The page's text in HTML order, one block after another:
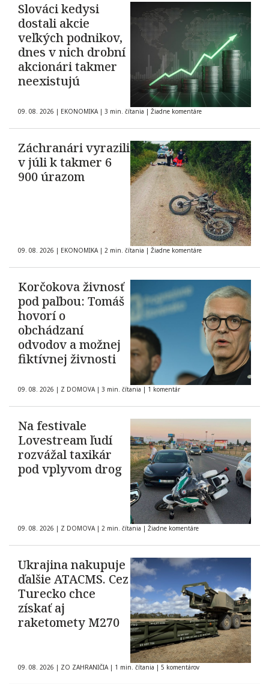
Slováci kedysi
dostali akcie
veľkých podnikov,
dnes v nich drobní
akcionári takmer
neexistujú
09. 08. 2026 | EKONOMIKA | 3 min. čítania | Žiadne komentáre
Záchranári vyrazili
v júli k takmer 6
900 úrazom
09. 08. 2026 | EKONOMIKA | 2 min. čítania | Žiadne komentáre
Korčokova živnosť
pod paľbou: Tomáš
hovorí o
obchádzaní
odvodov a možnej
fiktívnej živnosti
09. 08. 2026 | Z DOMOVA | 3 min. čítania | 1 komentár
Na festivale
Lovestream ľudí
rozvážal taxikár
pod vplyvom drog
09. 08. 2026 | Z DOMOVA | 2 min. čítania | Žiadne komentáre
Ukrajina nakupuje
ďalšie ATACMS. Cez
Turecko chce
získať aj
raketomety M270
09. 08. 2026 | ZO ZAHRANIČIA | 1 min. čítania | 5 komentárov